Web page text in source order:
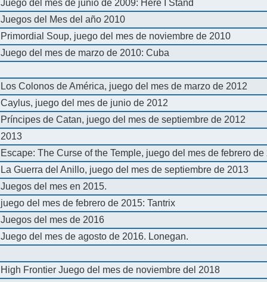
Juego del mes de junio de 2009: Here I Stand
Juegos del Mes del año 2010
Primordial Soup, juego del mes de noviembre de 2010
Juego del mes de marzo de 2010: Cuba
Los Colonos de América, juego del mes de marzo de 2012
Caylus, juego del mes de junio de 2012
Príncipes de Catan, juego del mes de septiembre de 2012
2013
Escape: The Curse of the Temple, juego del mes de febrero de
La Guerra del Anillo, juego del mes de septiembre de 2013
Juegos del mes en 2015.
juego del mes de febrero de 2015: Tantrix
Juegos del mes de 2016
Juego del mes de agosto de 2016. Lonegan.
High Frontier Juego del mes de noviembre del 2018